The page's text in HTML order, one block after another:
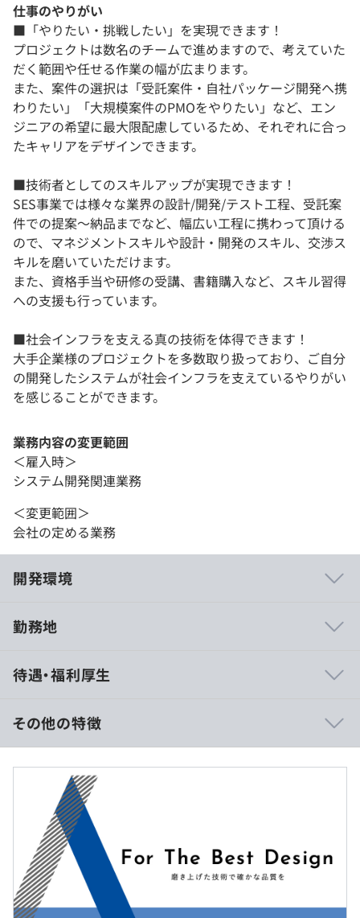
仕事のやりがい
■「やりたい・挑戦したい」を実現できます！
プロジェクトは数名のチームで進めますので、考えていた
だく範囲や任せる作業の幅が広まります。
また、案件の選択は「受託案件・自社パッケージ開発へ携
わりたい」「大規模案件のPMOをやりたい」など、エン
ジニアの希望に最大限配慮しているため、それぞれに合っ
たキャリアをデザインできます。
■技術者としてのスキルアップが実現できます！
SES事業では様々な業界の設計/開発/テスト工程、受託案
件での提案～納品までなど、幅広い工程に携わって頂ける
ので、マネジメントスキルや設計・開発のスキル、交渉ス
キルを磨いていただけます。
また、資格手当や研修の受講、書籍購入など、スキル習得
への支援も行っています。
■社会インフラを支える真の技術を体得できます！
大手企業様のプロジェクトを多数取り扱っており、ご自分
の開発したシステムが社会インフラを支えているやりがい
を感じることができます。
業務内容の変更範囲
＜雇入時＞
システム開発関連業務
＜変更範囲＞
会社の定める業務
開発環境
上げることに重きを置いています。
◆スキルに自信の無い方にも個別の研修や着任前後のフォ
ローをしっかり行います。
◆専門書籍も設計技法、管理手法、高級開発言語書から最
新技術書まで多数揃えています。
◆資格手当や研修の受講、書籍購入など、スキル習得への
支援を行っています。
◆最新の技術的スキルに焦点を当て、社内での技術検証や
パッケージ開発をおこなっています。
◆社長自らの知識・経験をライトニングトークとして月1
回の技術共有をおこなっています。
◆AWSや認証プロトコル（OAuth、SAML、
勤務地
待遇・福利厚生
■賃金形態：月給
■賃金の決定方法：当社規定により決定
■基本給：約57万～72万円
■残業代：別途支給
（※想定年収は年収提示額を保証するものではありません）
その他の特徴